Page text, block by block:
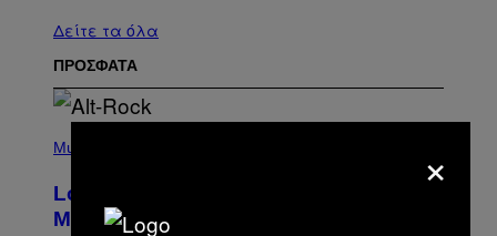
Δείτε τα όλα
ΠΡΟΣΦΑΤΑ
P
T
O
B
Music
Looking For the Perfect Alt-Rock
Mixtape for Your Boo? I Made It for
×